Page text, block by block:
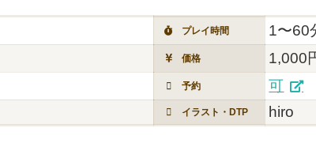
プレイ時間 1〜60
価格 1,000
予約 可
イラスト・DTP hiro